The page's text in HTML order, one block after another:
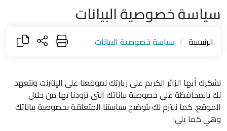
سياسة خصوصية البيانات
الرئيسية سياسة خصوصية البيانات
نشكرك أيها الزائر الكريم على زيارتك لموقعنا على الإنترنت ونتعهد
لك بالمحافظة على خصوصية بياناتك التي تزودنا بها من خلال
الموقع. كما نلتزم لك بتوضيح سياستنا المتعلقة بخصوصية بياناتك
وهي كما يلي: